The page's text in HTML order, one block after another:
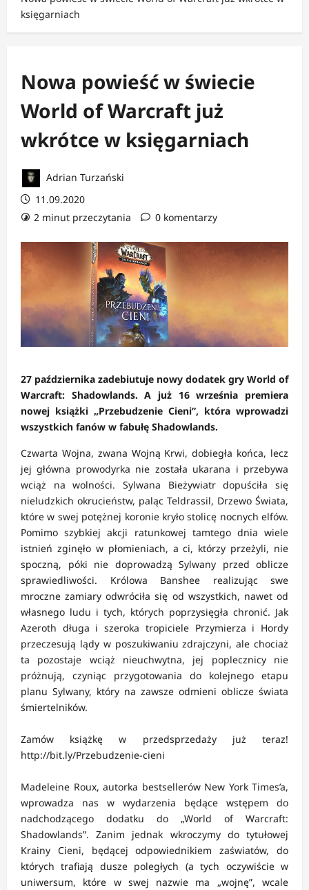
księgarniach
Nowa powieść w świecie
World of Warcraft już
wkrótce w księgarniach
Adrian Turzański
11.09.2020
2 minut przeczytania
0 komentarzy
27 października zadebiutuje nowy dodatek gry World of
Warcraft: Shadowlands. A już 16 września premiera
nowej książki „Przebudzenie Cieni”, która wprowadzi
wszystkich fanów w fabułę Shadowlands.
Czwarta Wojna, zwana Wojną Krwi, dobiegła końca, lecz
jej główna prowodyrka nie została ukarana i przebywa
wciąż na wolności. Sylwana Bieżywiatr dopuściła się
nieludzkich okrucieństw, paląc Teldrassil, Drzewo Świata,
które w swej potężnej koronie kryło stolicę nocnych elfów.
Pomimo szybkiej akcji ratunkowej tamtego dnia wiele
istnień zginęło w płomieniach, a ci, którzy przeżyli, nie
spoczną, póki nie doprowadzą Sylwany przed oblicze
sprawiedliwości. Królowa Banshee realizując swe
mroczne zamiary odwróciła się od wszystkich, nawet od
własnego ludu i tych, których poprzysięgła chronić. Jak
Azeroth długa i szeroka tropiciele Przymierza i Hordy
przeczesują lądy w poszukiwaniu zdrajczyni, ale chociaż
ta pozostaje wciąż nieuchwytna, jej poplecznicy nie
próżnują, czyniąc przygotowania do kolejnego etapu
planu Sylwany, który na zawsze odmieni oblicze świata
śmiertelników.
Zamów książkę w przedsprzedaży już teraz!
http://bit.ly/Przebudzenie-cieni
Madeleine Roux, autorka bestsellerów New York Times’a,
wprowadza nas w wydarzenia będące wstępem do
nadchodzącego dodatku do „World of Warcraft:
Shadowlands”. Zanim jednak wkroczymy do tytułowej
Krainy Cieni, będącej odpowiednikiem zaświatów, do
których trafiają dusze poległych (a tych oczywiście w
uniwersum, które w swej nazwie ma „wojnę”, wcale